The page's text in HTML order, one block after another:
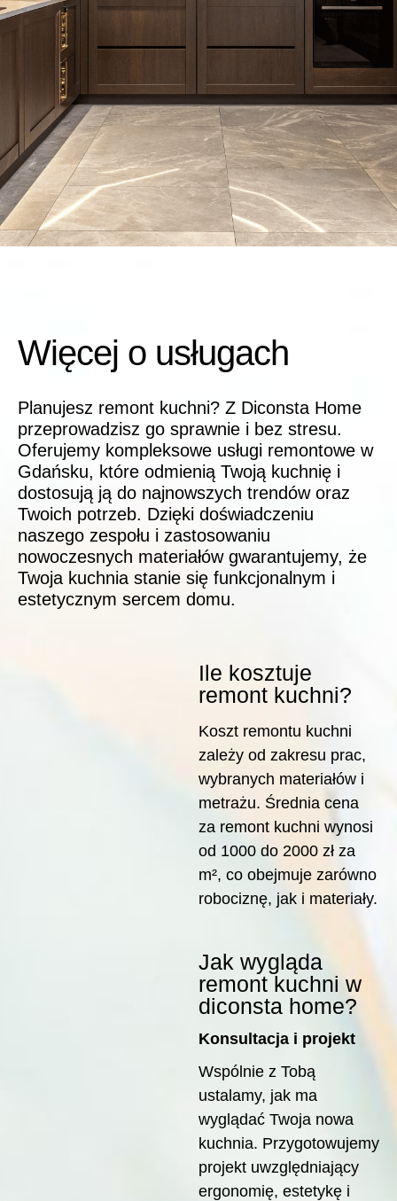
Więcej o usługach
Planujesz remont kuchni? Z Diconsta Home
przeprowadzisz go sprawnie i bez stresu.
Oferujemy kompleksowe usługi remontowe w
Gdańsku, które odmienią Twoją kuchnię i
dostosują ją do najnowszych trendów oraz
Twoich potrzeb. Dzięki doświadczeniu
naszego zespołu i zastosowaniu
nowoczesnych materiałów gwarantujemy, że
Twoja kuchnia stanie się funkcjonalnym i
estetycznym sercem domu.
Ile kosztuje
remont kuchni?
Koszt remontu kuchni
zależy od zakresu prac,
wybranych materiałów i
metrażu. Średnia cena
za remont kuchni wynosi
od 1000 do 2000 zł za
m², co obejmuje zarówno
robociznę, jak i materiały.
Jak wygląda
remont kuchni w
diconsta home?
Konsultacja i projekt
Wspólnie z Tobą
ustalamy, jak ma
wyglądać Twoja nowa
kuchnia. Przygotowujemy
projekt uwzględniający
ergonomię, estetykę i